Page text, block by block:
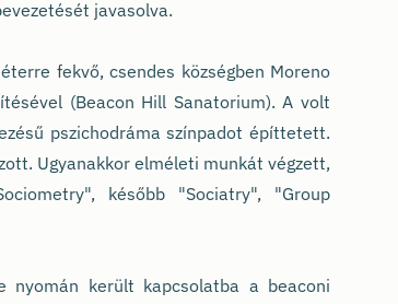
javasolva.
fekvő, csendes községben Moreno
(Beacon Hill Sanatorium). A volt
pszichodráma színpadot építtetett.
Ugyanakkor elméleti munkát végzett,
később "Sociatry", "Group
nyomán került kapcsolatba a beaconi